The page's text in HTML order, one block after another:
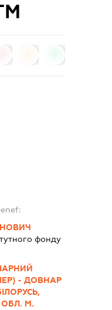
фонду
- ДОВНАР
ОБЛ. М.